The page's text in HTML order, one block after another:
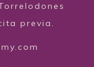
previa.